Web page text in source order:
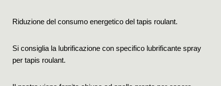
Riduzione del consumo energetico del tapis roulant.
Si consiglia la lubrificazione con specifico lubrificante spray
per tapis roulant.